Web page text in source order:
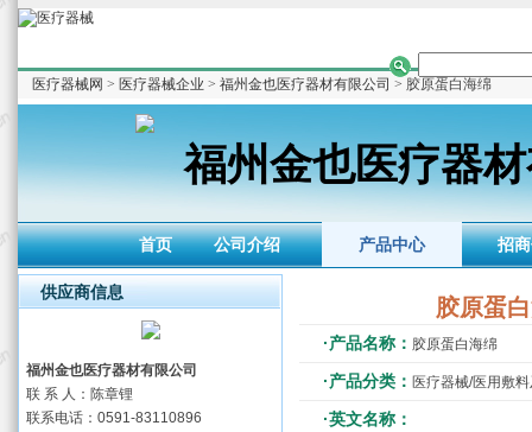
医疗器械网 > 医疗器械企业 > 福州金也医疗器材有限公司 > 胶原蛋白海绵
福州金也医疗器
首页 公司介绍 产品中心 招
胶原蛋
·产品名称： 胶原蛋白海绵
·产品分类： 医疗器械/医用敷
·英文名称：
供应商信息
福州金也医疗器材有限公司
联 系 人：陈章锂
联系电话：0591-83110896